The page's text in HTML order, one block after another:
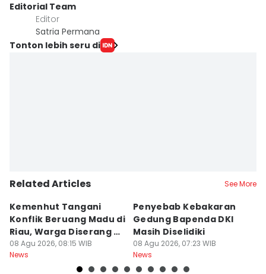
Editorial Team
Editor
Satria Permana
Tonton lebih seru di
Related Articles See More
Kemenhut Tangani
Konflik Beruang Madu di
Riau, Warga Diserang di
Kebun
08 Agu 2026, 08:15 WIB
News
Penyebab Kebakaran
Gedung Bapenda DKI
Masih Diselidiki
08 Agu 2026, 07:23 WIB
News